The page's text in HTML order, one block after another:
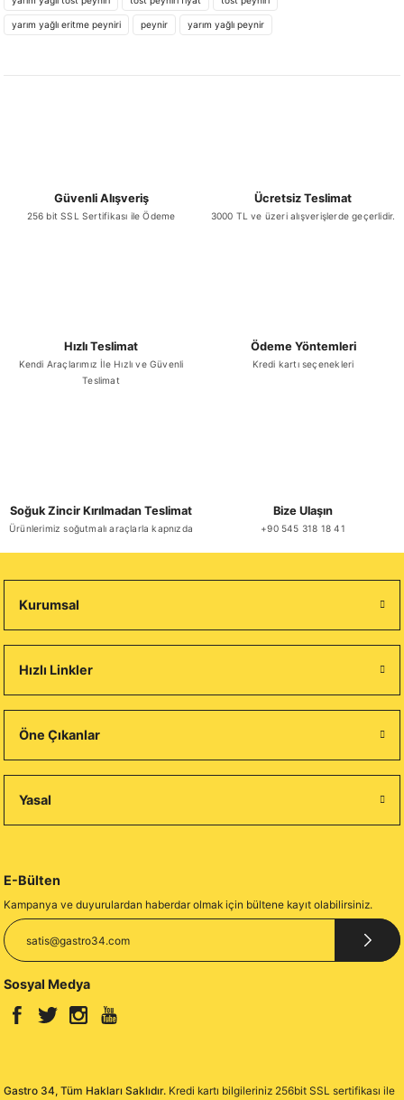
Ürün resmi kalitesiz, bozuk veya görüntülenemiyor.
Ürün bilgilerinde hatalar bulunuyor.
yarım yağlı eritme peyniri peynir yarım yağlı peynir
Güvenli Alışveriş
256 bit SSL Sertifikası ile Ödeme
Ücretsiz Teslimat
3000 TL ve üzeri alışverişlerde geçerlidir.
Hızlı Teslimat
Kendi Araçlarımız İle Hızlı ve Güvenli
Teslimat
Ödeme Yöntemleri
Kredi kartı seçenekleri
Soğuk Zincir Kırılmadan Teslimat
Ürünlerimiz soğutmalı araçlarla kapnızda
Bize Ulaşın
+90 545 318 18 41
Kurumsal
Hızlı Linkler
Öne Çıkanlar
Yasal
E-Bülten
Kampanya ve duyurulardan haberdar olmak için bültene kayıt olabilirsiniz.
Sosyal Medya
Gastro 34, Tüm Hakları Saklıdır. Kredi kartı bilgileriniz 256bit SSL sertifikası ile